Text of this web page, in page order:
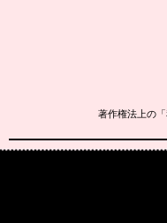
著作権法上の